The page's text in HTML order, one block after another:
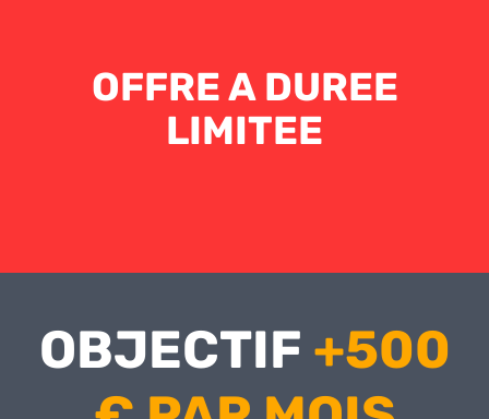
OFFRE A DUREE
LIMITEE
OBJECTIF +500